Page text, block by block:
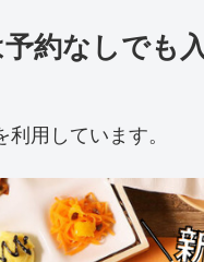
約なしでも
用しています。